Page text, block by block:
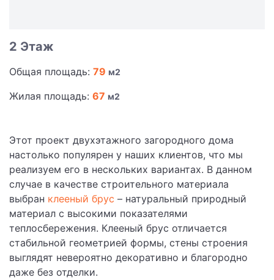
2 Этаж
Общая площадь: 79 м2
Жилая площадь: 67 м2
Этот проект двухэтажного загородного дома
настолько популярен у наших клиентов, что мы
реализуем его в нескольких вариантах. В данном
случае в качестве строительного материала
выбран клееный брус – натуральный природный
материал с высокими показателями
теплосбережения. Клееный брус отличается
стабильной геометрией формы, стены строения
выглядят невероятно декоративно и благородно
даже без отделки.